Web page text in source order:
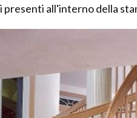
presenti all'interno della